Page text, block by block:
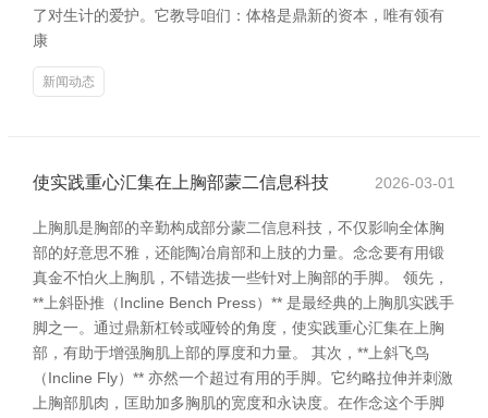
了对生计的爱护。它教导咱们：体格是鼎新的资本，唯有领有
康
新闻动态
使实践重心汇集在上胸部蒙二信息科技 2026-03-01
上胸肌是胸部的辛勤构成部分蒙二信息科技，不仅影响全体胸
部的好意思不雅，还能陶冶肩部和上肢的力量。念念要有用锻
真金不怕火上胸肌，不错选拔一些针对上胸部的手脚。 领先，
**上斜卧推（Incline Bench Press）** 是最经典的上胸肌实践手
脚之一。通过鼎新杠铃或哑铃的角度，使实践重心汇集在上胸
部，有助于增强胸肌上部的厚度和力量。 其次，**上斜飞鸟
（Incline Fly）** 亦然一个超过有用的手脚。它约略拉伸并刺激
上胸部肌肉，匡助加多胸肌的宽度和永诀度。在作念这个手脚